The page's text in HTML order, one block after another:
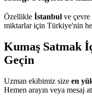
Özellikle İstanbul ve
miktarlar için Türkiye'nin
Kumaş Satmak
Geçin
Uzman ekibimiz size en
Hemen arayın veya mesaj